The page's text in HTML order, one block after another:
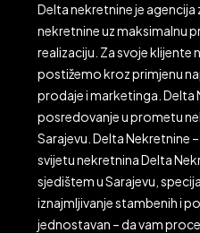
Delta nekretnine je agencija
nekretnine uz maksimalnu
realizaciju. Za svoje
postižemo kroz primjenu
prodaje i marketinga. Delta
posredovanje u prometu
Sarajevu. Delta Nekretnine
svijetu nekretnina Delta
sjedištem u Sarajevu,
iznajmljivanje stambenih i
jednostavan – da vam